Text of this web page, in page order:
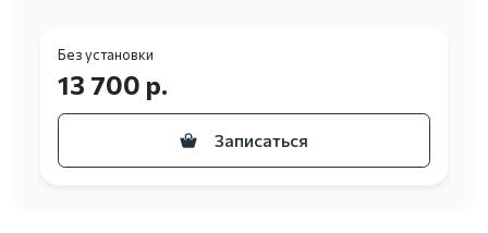
Без установки
13 700 р.
Записаться